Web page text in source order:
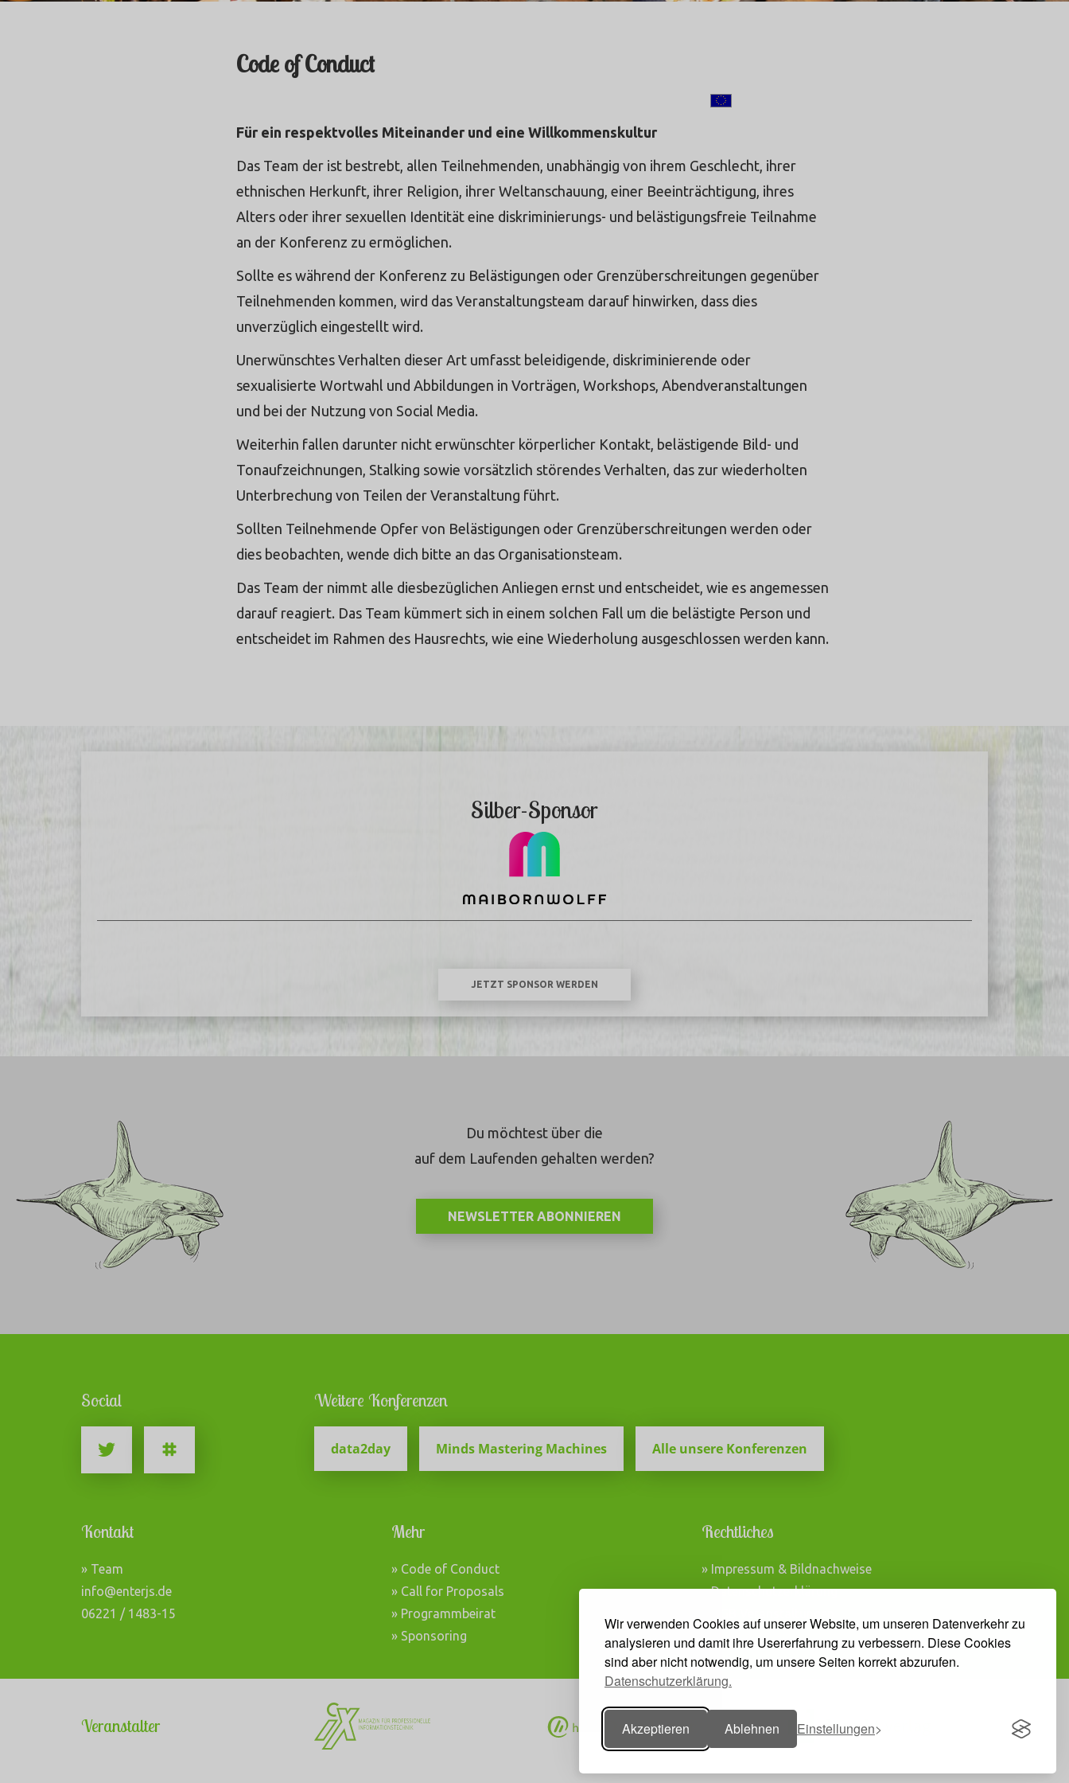
Wir verwenden Cookies auf unserer Website, um unseren Datenverkehr zu
analysieren und damit ihre Usererfahrung zu verbessern. Diese Cookies
sind aber nicht notwendig, um unsere Seiten korrekt abzurufen.
Datenschutzerklärung.
Akzeptieren Ablehnen Einstellungen
Code of Conduct
Für ein respektvolles Miteinander und eine Willkommenskultur
Das Team der ist bestrebt, allen Teilnehmenden, unabhängig von ihrem Geschlecht, ihrer
ethnischen Herkunft, ihrer Religion, ihrer Weltanschauung, einer Beeinträchtigung, ihres
Alters oder ihrer sexuellen Identität eine diskriminierungs- und belästigungsfreie Teilnahme
an der Konferenz zu ermöglichen.
Sollte es während der Konferenz zu Belästigungen oder Grenzüberschreitungen gegenüber
Teilnehmenden kommen, wird das Veranstaltungsteam darauf hinwirken, dass dies
unverzüglich eingestellt wird.
Unerwünschtes Verhalten dieser Art umfasst beleidigende, diskriminierende oder
sexualisierte Wortwahl und Abbildungen in Vorträgen, Workshops, Abendveranstaltungen
und bei der Nutzung von Social Media.
Weiterhin fallen darunter nicht erwünschter körperlicher Kontakt, belästigende Bild- und
Tonaufzeichnungen, Stalking sowie vorsätzlich störendes Verhalten, das zur wiederholten
Unterbrechung von Teilen der Veranstaltung führt.
Sollten Teilnehmende Opfer von Belästigungen oder Grenzüberschreitungen werden oder
dies beobachten, wende dich bitte an das Organisationsteam.
Das Team der nimmt alle diesbezüglichen Anliegen ernst und entscheidet, wie es angemessen
darauf reagiert. Das Team kümmert sich in einem solchen Fall um die belästigte Person und
entscheidet im Rahmen des Hausrechts, wie eine Wiederholung ausgeschlossen werden kann.
Silber-Sponsor
JETZT SPONSOR WERDEN
Du möchtest über die
auf dem Laufenden gehalten werden?
NEWSLETTER ABONNIEREN
Social Weitere Konferenzen
data2day Minds Mastering Machines Alle unsere Konferenzen
Kontakt
» Team
info@enterjs.de
06221 / 1483-15
Mehr
» Code of Conduct
» Call for Proposals
» Programmbeirat
» Sponsoring
Rechtliches
» Impressum & Bildnachweise
» Datenschutzerklärung
Veranstalter